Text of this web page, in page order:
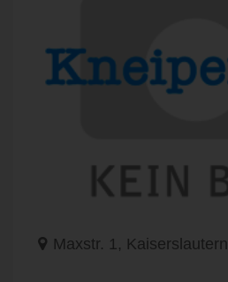
Maxstr. 1, Kaiserslautern